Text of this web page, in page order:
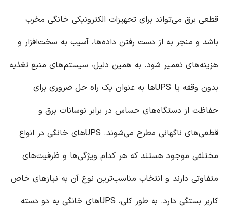
قطعی برق می‌تواند برای تجهیزات الکترونیکی خانگی مخرب
باشد و منجر به از دست رفتن داده‌ها، آسیب به سخت‌افزار و
هزینه‌های تعمیر شود. به همین دلیل، سیستم‌های منبع تغذیه
بدون وقفه یا UPS‌ها به عنوان یک راه حل ضروری برای
حفاظت از دستگاه‌های حساس در برابر نوسانات برق و
قطعی‌های ناگهانی مطرح می‌شوند. UPS‌های خانگی در انواع
مختلفی موجود هستند که هر کدام ویژگی‌ها و ظرفیت‌های
متفاوتی دارند و انتخاب مناسب‌ترین نوع آن به نیازهای خاص
کاربر بستگی دارد. به طور کلی، UPS‌های خانگی به دو دسته